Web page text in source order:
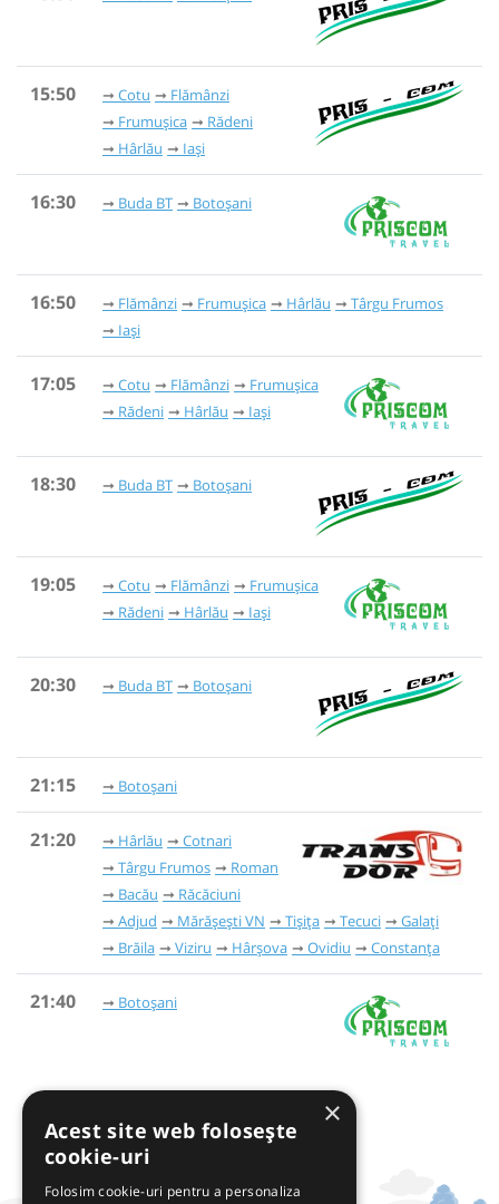
15:50 Cotu
Flămânzi
Frumușica
Rădeni
Hârlău
Iași
16:30 Buda BT Botoșani
16:50 Flămânzi Frumușica Hârlău
Târgu Frumos
Iași
17:05 Cotu Flămânzi
Frumușica
Rădeni
Hârlău Iași
18:30 Buda BT Botoșani
19:05 Cotu Flămânzi
Frumușica
Rădeni
Hârlău Iași
20:30 Buda BT Botoșani
21:15 Botoșani
21:20 Hârlău
Cotnari
Târgu Frumos
Roman
Bacău
Răcăciuni
Adjud
Mărășești VN Tișița Tecuci
Galați
Brăila
Viziru Hârșova Ovidiu Constanța
21:40 Botoșani
×
Acest site web folosește
cookie-uri
Folosim cookie-uri pentru a personaliza